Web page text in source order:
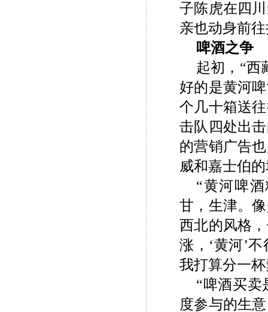
子陈虎在四
亲也动身前
啤酒之争
起初，“西
好的是黄河
个几十箱送
击队四处出
的营销广告
威和嘉士伯
“黄河啤
甘，生津。
西北的风格
涨，‘黄河’
我打算分一
“啤酒买卖
度参与的生